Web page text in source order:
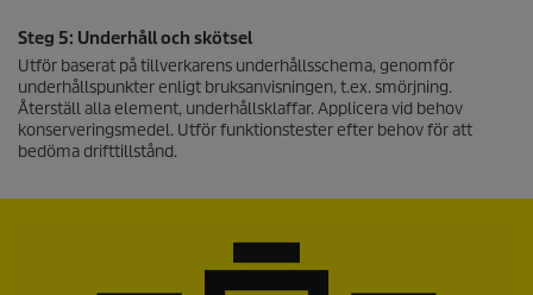
Steg 5: Underhåll och skötsel
Utför baserat på tillverkarens underhållsschema, genomför
underhållspunkter enligt bruksanvisningen, t.ex. smörjning.
Återställ alla element, underhållsklaffar. Applicera vid behov
konserveringsmedel. Utför funktionstester efter behov för att
bedöma drifttillstånd.